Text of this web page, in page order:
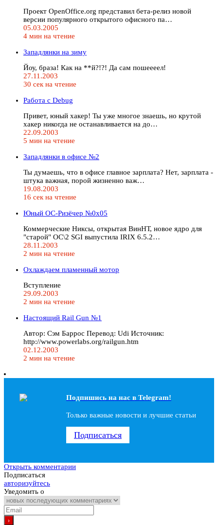
Проект OpenOffice.org представил бета-релиз новой
версии популярного открытого офисного па…
05.03.2005
4 мин на чтение
Западлянки на зиму
Йоу, браза! Как на **й?!?! Да сам пошеееел!
27.11.2003
30 сек на чтение
Работа с Debug
Привет, юный хакер! Ты уже многое знаешь, но крутой
хакер никогда не останавливается на до…
22.09.2003
5 мин на чтение
Западлянки в офисе №2
Ты думаешь, что в офисе главное зарплата? Нет, зарплата -
штука важная, порой жизненно важ…
19.08.2003
16 сек на чтение
Юный ОС-Ризёчер №0x05
Коммерческие Никсы, открытая ВинНТ, новое ядро для
"старой" ОС\2 SGI выпустила IRIX 6.5.2…
28.11.2003
2 мин на чтение
Охлаждаем пламенный мотор
Вступление
29.09.2003
2 мин на чтение
Настоящий Rail Gun №1
Автор: Сэм Баррос Перевод: Udi Источник:
http://www.powerlabs.org/railgun.htm
02.12.2003
2 мин на чтение
Подпишись на наc в Telegram!
Только важные новости и лучшие статьи
Подписаться
Открыть комментарии
Подписаться
авторизуйтесь
Уведомить о